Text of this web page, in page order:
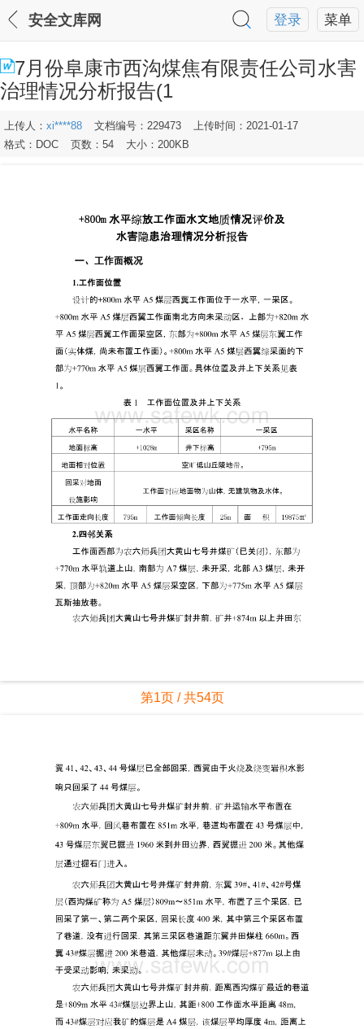
菜单
登录
安全文库网
7月份阜康市西沟煤焦有限责任公司水害
治理情况分析报告(1
上传人： xi****88 文档编号：229473
上传时间：2021-01-17
格式：DOC
页数：54 大小：200KB
第1页 / 共54页